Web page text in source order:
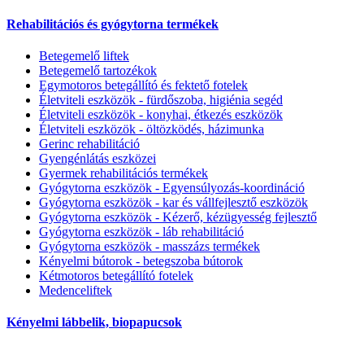
Rehabilitációs és gyógytorna termékek
Betegemelő liftek
Betegemelő tartozékok
Egymotoros betegállító és fektető fotelek
Életviteli eszközök - fürdőszoba, higiénia segéd
Életviteli eszközök - konyhai, étkezés eszközök
Életviteli eszközök - öltözködés, házimunka
Gerinc rehabilitáció
Gyengénlátás eszközei
Gyermek rehabilitációs termékek
Gyógytorna eszközök - Egyensúlyozás-koordináció
Gyógytorna eszközök - kar és vállfejlesztő eszközök
Gyógytorna eszközök - Kézerő, kézügyesség fejlesztő
Gyógytorna eszközök - láb rehabilitáció
Gyógytorna eszközök - masszázs termékek
Kényelmi bútorok - betegszoba bútorok
Kétmotoros betegállító fotelek
Medenceliftek
Kényelmi lábbelik, biopapucsok